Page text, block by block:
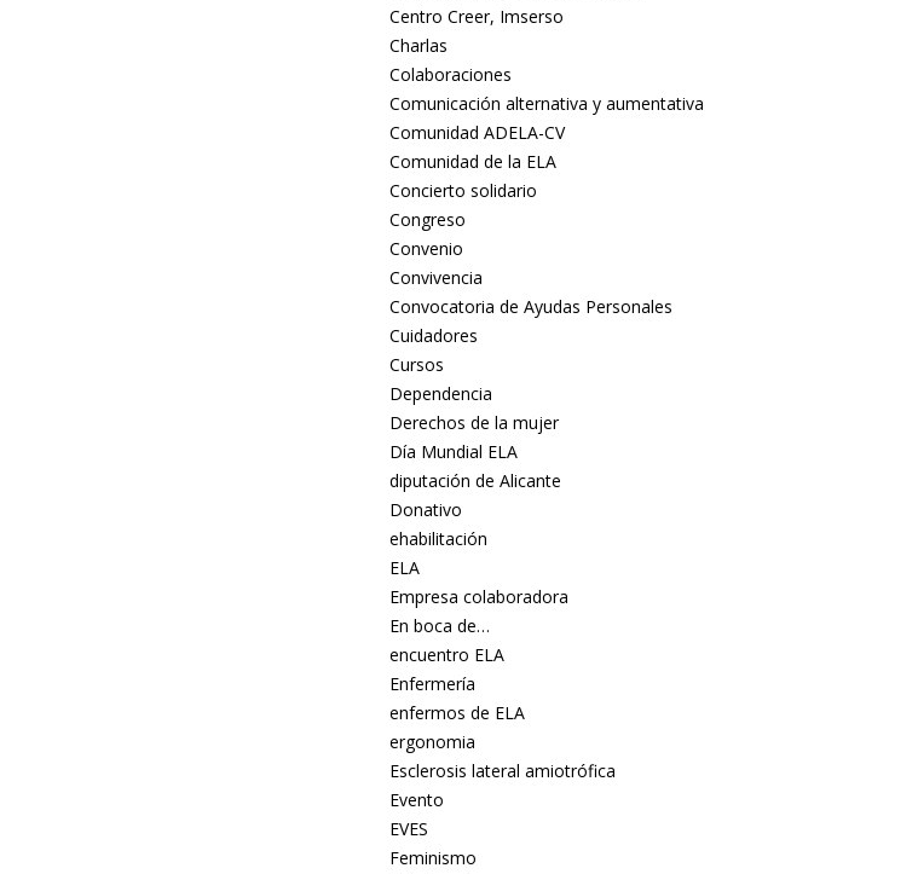
Centro Creer, Imserso
Charlas
Colaboraciones
Comunicación alternativa y aumentativa
Comunidad ADELA-CV
Comunidad de la ELA
Concierto solidario
Congreso
Convenio
Convivencia
Convocatoria de Ayudas Personales
Cuidadores
Cursos
Dependencia
Derechos de la mujer
Día Mundial ELA
diputación de Alicante
Donativo
ehabilitación
ELA
Empresa colaboradora
En boca de…
encuentro ELA
Enfermería
enfermos de ELA
ergonomia
Esclerosis lateral amiotrófica
Evento
EVES
Feminismo